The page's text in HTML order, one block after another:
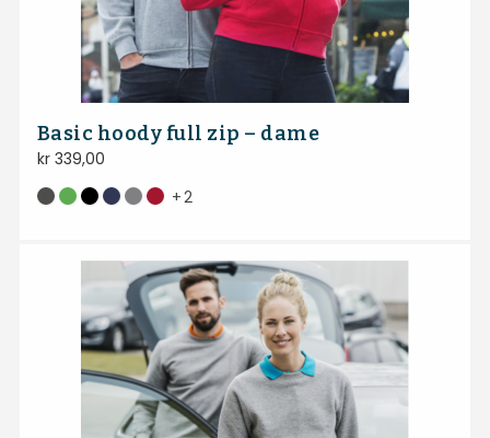
Basic hoody full zip – dame
kr339,00
+2